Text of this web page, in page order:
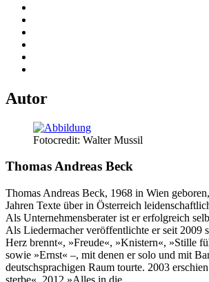
Autor
Fotocredit: Walter Mussil
Thomas Andreas Beck
Thomas Andreas Beck, 1968 in Wien
Jahren Texte über in Österreich
Als Unternehmensberater ist er erfolgreich
Als Liedermacher veröffentlichte er seit 2009
Herz brennt«, »Freude«, »Knistern«, »Stille
sowie »Ernst« –, mit denen er solo und mit
deutschsprachigen Raum tourte. 2003
sterbe«, 2012 »Alles in die …